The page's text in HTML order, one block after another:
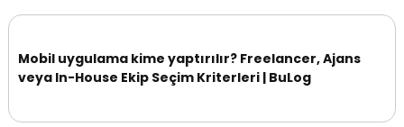
Mobil uygulama kime yaptırılır? Freelancer, Ajans
veya In-House Ekip Seçim Kriterleri | BuLog